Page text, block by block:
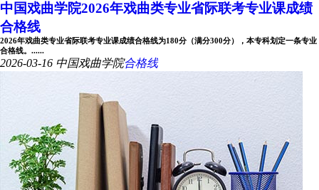
中国戏曲学院2026年戏曲类专业省际联考专业课成绩
合格线
2026年戏曲类专业省际联考专业课成绩合格线为180分（满分300分），本专科划定一条专业
合格线。......
2026-03-16 中国戏曲学院合格线